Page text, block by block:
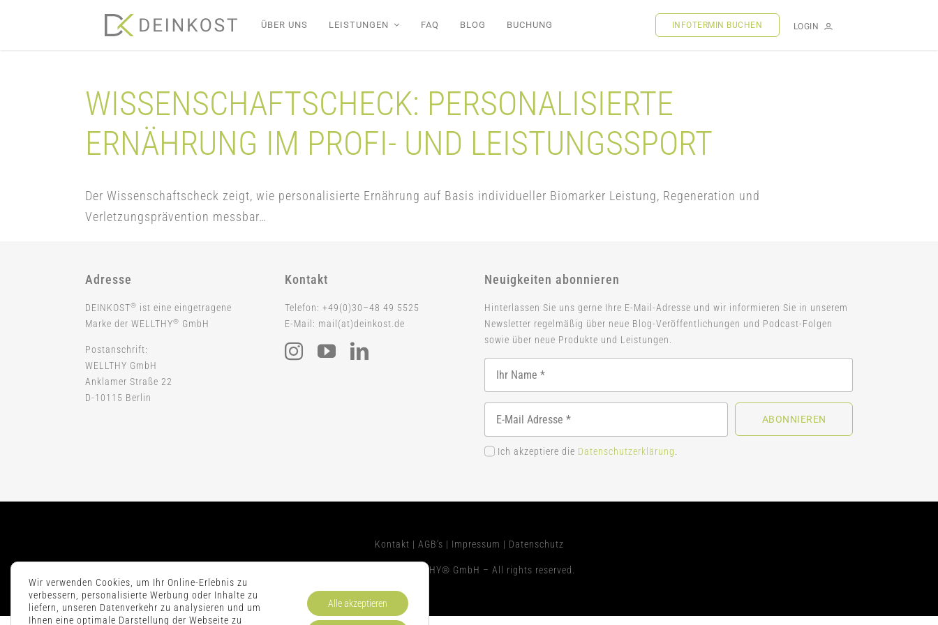
ÜBER UNS LEISTUNGEN FAQ BLOG BUCHUNG INFOTERMIN BUCHEN LOGIN
WISSENSCHAFTSCHECK: PERSONALISIERTE
ERNÄHRUNG IM PROFI- UND LEISTUNGSSPORT
Der Wissenschaftscheck zeigt, wie personalisierte Ernährung auf Basis individueller Biomarker Leistung, Regeneration und
Verletzungsprävention messbar…
Adresse
DEINKOST® ist eine eingetragene
Marke der WELLTHY® GmbH
Postanschrift:
WELLTHY GmbH
Anklamer Straße 22
D-10115 Berlin
Kontakt
Telefon: +49(0)30–48 49 5525
E-Mail: mail(at)deinkost.de
Neuigkeiten abonnieren
Hinterlassen Sie uns gerne Ihre E-Mail-Adresse und wir informieren Sie in unserem
Newsletter regelmäßig über neue Blog-Veröffentlichungen und Podcast-Folgen
sowie über neue Produkte und Leistungen.
ABONNIEREN
Ich akzeptiere die Datenschutzerklärung
Kontakt | AGB’s | Impressum | Datenschutz
© 2026 WELLTHY® GmbH – All rights reserved.
Wir verwenden Cookies, um Ihr Online-Erlebnis zu
verbessern, personalisierte Werbung oder Inhalte zu
liefern, unseren Datenverkehr zu analysieren und um
Ihnen eine optimale Darstellung der Webseite zu
Alle akzeptieren